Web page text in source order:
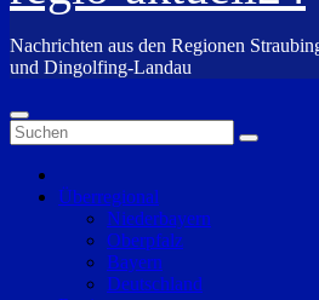
Nachrichten aus den Regionen
und Dingolfing-Landau
Überregional
Niederbayern
Oberpfalz
Bayern
Deutschland